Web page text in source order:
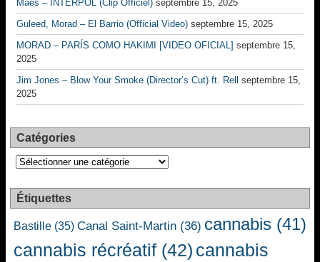
Maes – INTERPOL (Clip Officiel) septembre 15, 2025
Guleed, Morad – El Barrio (Official Video) septembre 15, 2025
MORAD – PARÍS COMO HAKIMI [VIDEO OFICIAL] septembre 15,
2025
Jim Jones – Blow Your Smoke (Director’s Cut) ft. Rell
septembre 15,
2025
Catégories
Catégories
Étiquettes
Bastille (35) Canal Saint-Martin (36) cannabis (41)
cannabis récréatif (42) cannabis